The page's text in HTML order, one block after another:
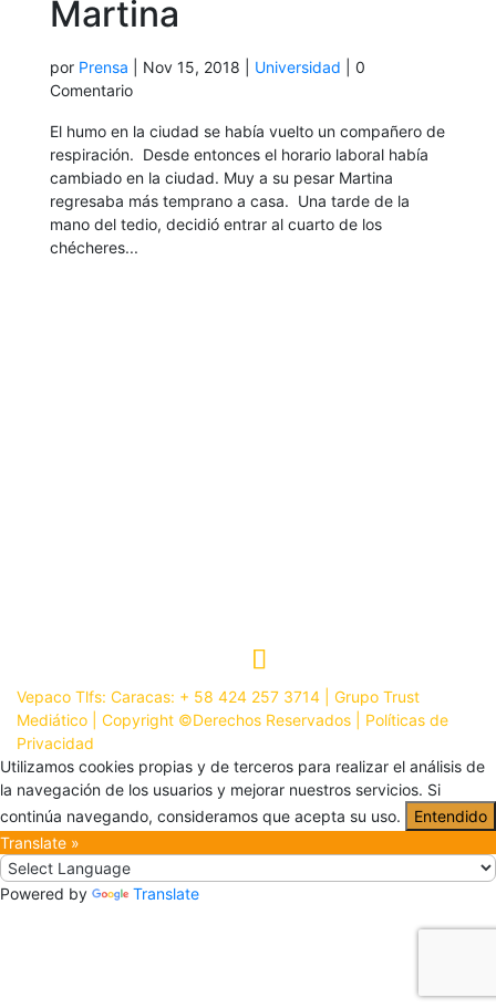
Martina
por Prensa Nov 15, 2018 Universidad | 0
Comentario
El humo en la ciudad se había vuelto un compañero de
respiración. Desde entonces el horario laboral había
cambiado en la ciudad. Muy a su pesar Martina
regresaba más temprano a casa. Una tarde de la
mano del tedio, decidió entrar al cuarto de los
chécheres...
Vepaco Tlfs: Caracas: + 58 424 257 3714 | Grupo Trust
Mediático | Copyright ©Derechos Reservados | Políticas de
Privacidad
Utilizamos cookies propias y de terceros para realizar el análisis de
la navegación de los usuarios y mejorar nuestros servicios. Si
continúa navegando, consideramos que acepta su uso.
Entendido
Translate »
Powered by Translate